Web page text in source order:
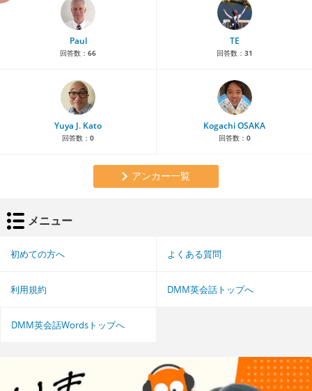
Paul
回答数： 66
TE
回答数： 31
Yuya J. Kato
回答数： 0
Kogachi OSAKA
回答数： 0
アンカー一覧
メニュー
初めての方へ よくある質問
利用規約 DMM英会話トップへ
DMM英会話Wordsトップへ